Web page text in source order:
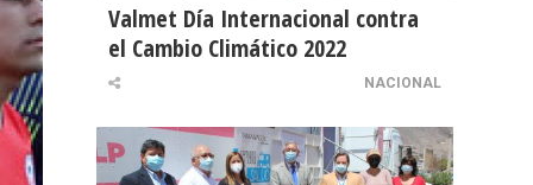
Valmet Día Internacional contra
el Cambio Climático 2022
NACIONAL